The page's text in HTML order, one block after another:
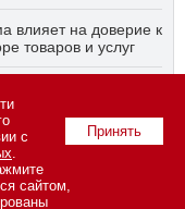
влияет на доверие к
товаров и услуг
правах и порядке
Принять
с
.
сайтом,